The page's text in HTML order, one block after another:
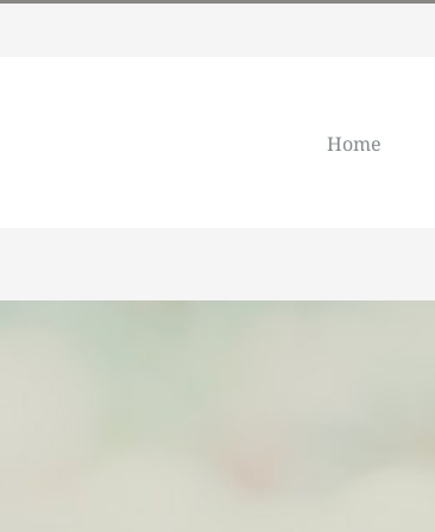
Home